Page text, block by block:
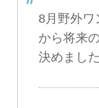
8月野外ワ
から将来
決めました